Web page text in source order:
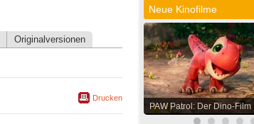
Originalversionen
Drucken
Neue Kinofilme
PAW Patrol: Der Dino-Film